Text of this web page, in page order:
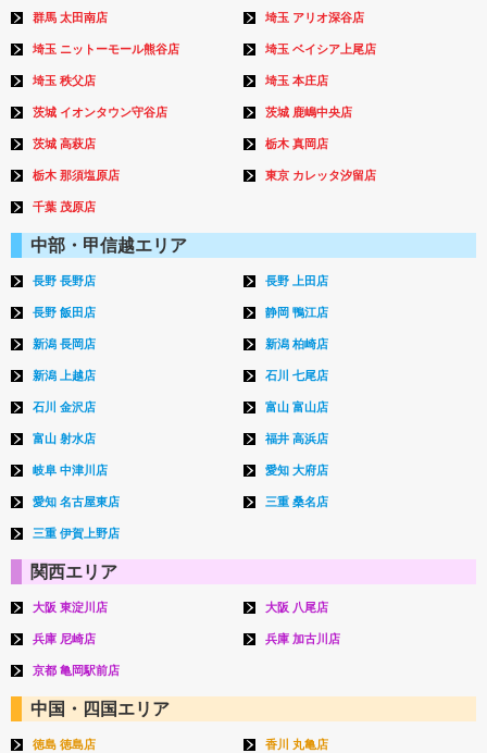
群馬 太田南店 埼玉 アリオ深谷店
埼玉 ニットーモール熊谷店 埼玉 ベイシア上尾店
埼玉 秩父店 埼玉 本庄店
茨城 イオンタウン守谷店 茨城 鹿嶋中央店
茨城 高萩店 栃木 真岡店
栃木 那須塩原店 東京 カレッタ汐留店
千葉 茂原店
中部・甲信越エリア
長野 長野店 長野 上田店
長野 飯田店 静岡 鴨江店
新潟 長岡店 新潟 柏崎店
新潟 上越店 石川 七尾店
石川 金沢店 富山 富山店
富山 射水店 福井 高浜店
岐阜 中津川店 愛知 大府店
愛知 名古屋東店 三重 桑名店
三重 伊賀上野店
関西エリア
大阪 東淀川店 大阪 八尾店
兵庫 尼崎店 兵庫 加古川店
京都 亀岡駅前店
中国・四国エリア
徳島 徳島店 香川 丸亀店